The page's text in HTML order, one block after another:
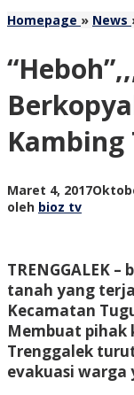
Homepage » News
Maret 4, 2017
oleh bioz tv
TRENGGALEK
tanah yang
Kecamatan
Membuat pihak
Trenggalek
evakuasi warga